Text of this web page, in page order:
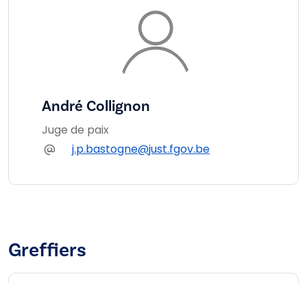
André Collignon
Juge de paix
j.p.bastogne@just.fgov.be
Greffiers